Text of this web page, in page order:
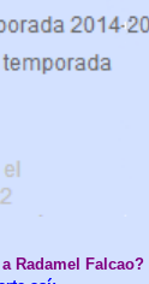
Radamel Falcao?